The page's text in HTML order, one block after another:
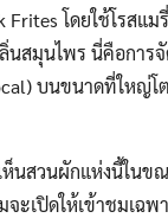
Frites โดยใช้โรสแ
นสมุนไพร นี่คือการ
บนขนาดที่ใหญ่โ
ห็นสวนผักแห่งนี้ในข
ะเปิดให้เข้าชมเฉพ